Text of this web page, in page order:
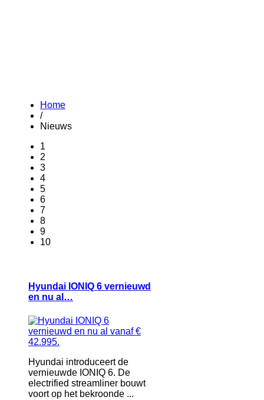
Home
/
Nieuws
1
2
3
4
5
6
7
8
9
10
Hyundai IONIQ 6 vernieuwd
en nu al…
Hyundai introduceert de
vernieuwde IONIQ 6. De
electrified streamliner bouwt
voort op het bekroonde ...